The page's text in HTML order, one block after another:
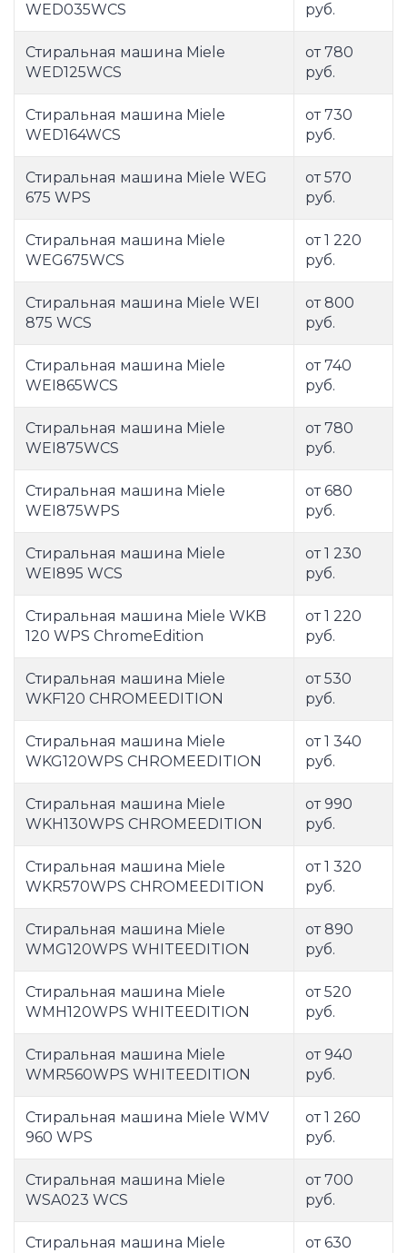
WED035WCS
руб.
Стиральная машина Miele
WED125WCS
от 780
руб.
Стиральная машина Miele
WED164WCS
от 730
руб.
Стиральная машина Miele WEG
675 WPS
от 570
руб.
Стиральная машина Miele
WEG675WCS
от 1 220
руб.
Стиральная машина Miele WEI
875 WCS
от 800
руб.
Стиральная машина Miele
WEI865WCS
от 740
руб.
Стиральная машина Miele
WEI875WCS
от 780
руб.
Стиральная машина Miele
WEI875WPS
от 680
руб.
Стиральная машина Miele
WEI895 WCS
от 1 230
руб.
Стиральная машина Miele WKB
120 WPS ChromeEdition
от 1 220
руб.
Стиральная машина Miele
WKF120 CHROMEEDITION
от 530
руб.
Стиральная машина Miele
WKG120WPS CHROMEEDITION
от 1 340
руб.
Стиральная машина Miele
WKH130WPS CHROMEEDITION
от 990
руб.
Стиральная машина Miele
WKR570WPS CHROMEEDITION
от 1 320
руб.
Стиральная машина Miele
WMG120WPS WHITEEDITION
от 890
руб.
Стиральная машина Miele
WMH120WPS WHITEEDITION
от 520
руб.
Стиральная машина Miele
WMR560WPS WHITEEDITION
от 940
руб.
Стиральная машина Miele WMV
960 WPS
от 1 260
руб.
Стиральная машина Miele
WSA023 WCS
от 700
руб.
Стиральная машина Miele
от 630